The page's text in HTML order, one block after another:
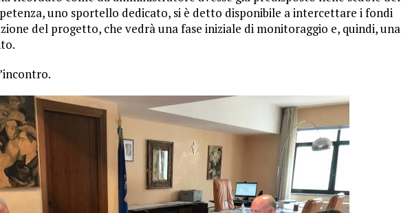
uno sportello dedicato, si è detto disponibile a intercettare i fondi
del progetto, che vedrà una fase iniziale di monitoraggio e, quindi, una